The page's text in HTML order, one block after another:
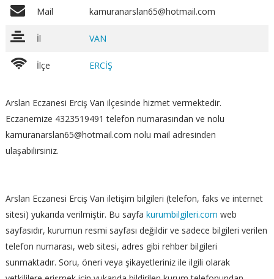
Mail kamuranarslan65@hotmail.com
İl VAN
İlçe ERCİŞ
Arslan Eczanesi Erciş Van ilçesinde hizmet vermektedir.
Eczanemize 4323519491 telefon numarasından ve nolu
kamuranarslan65@hotmail.com nolu mail adresinden
ulaşabilirsiniz.
Arslan Eczanesi Erciş Van iletişim bilgileri (telefon, faks ve internet
sitesi) yukarıda verilmiştir. Bu sayfa kurumbilgileri.com web
sayfasıdır, kurumun resmi sayfası değildir ve sadece bilgileri verilen
telefon numarası, web sitesi, adres gibi rehber bilgileri
sunmaktadır. Soru, öneri veya şikayetleriniz ile ilgili olarak